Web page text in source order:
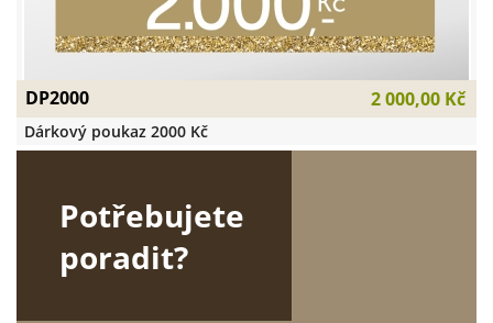
DP2000 2 000,00 Kč
Dárkový poukaz 2000 Kč
Potřebujete
poradit?